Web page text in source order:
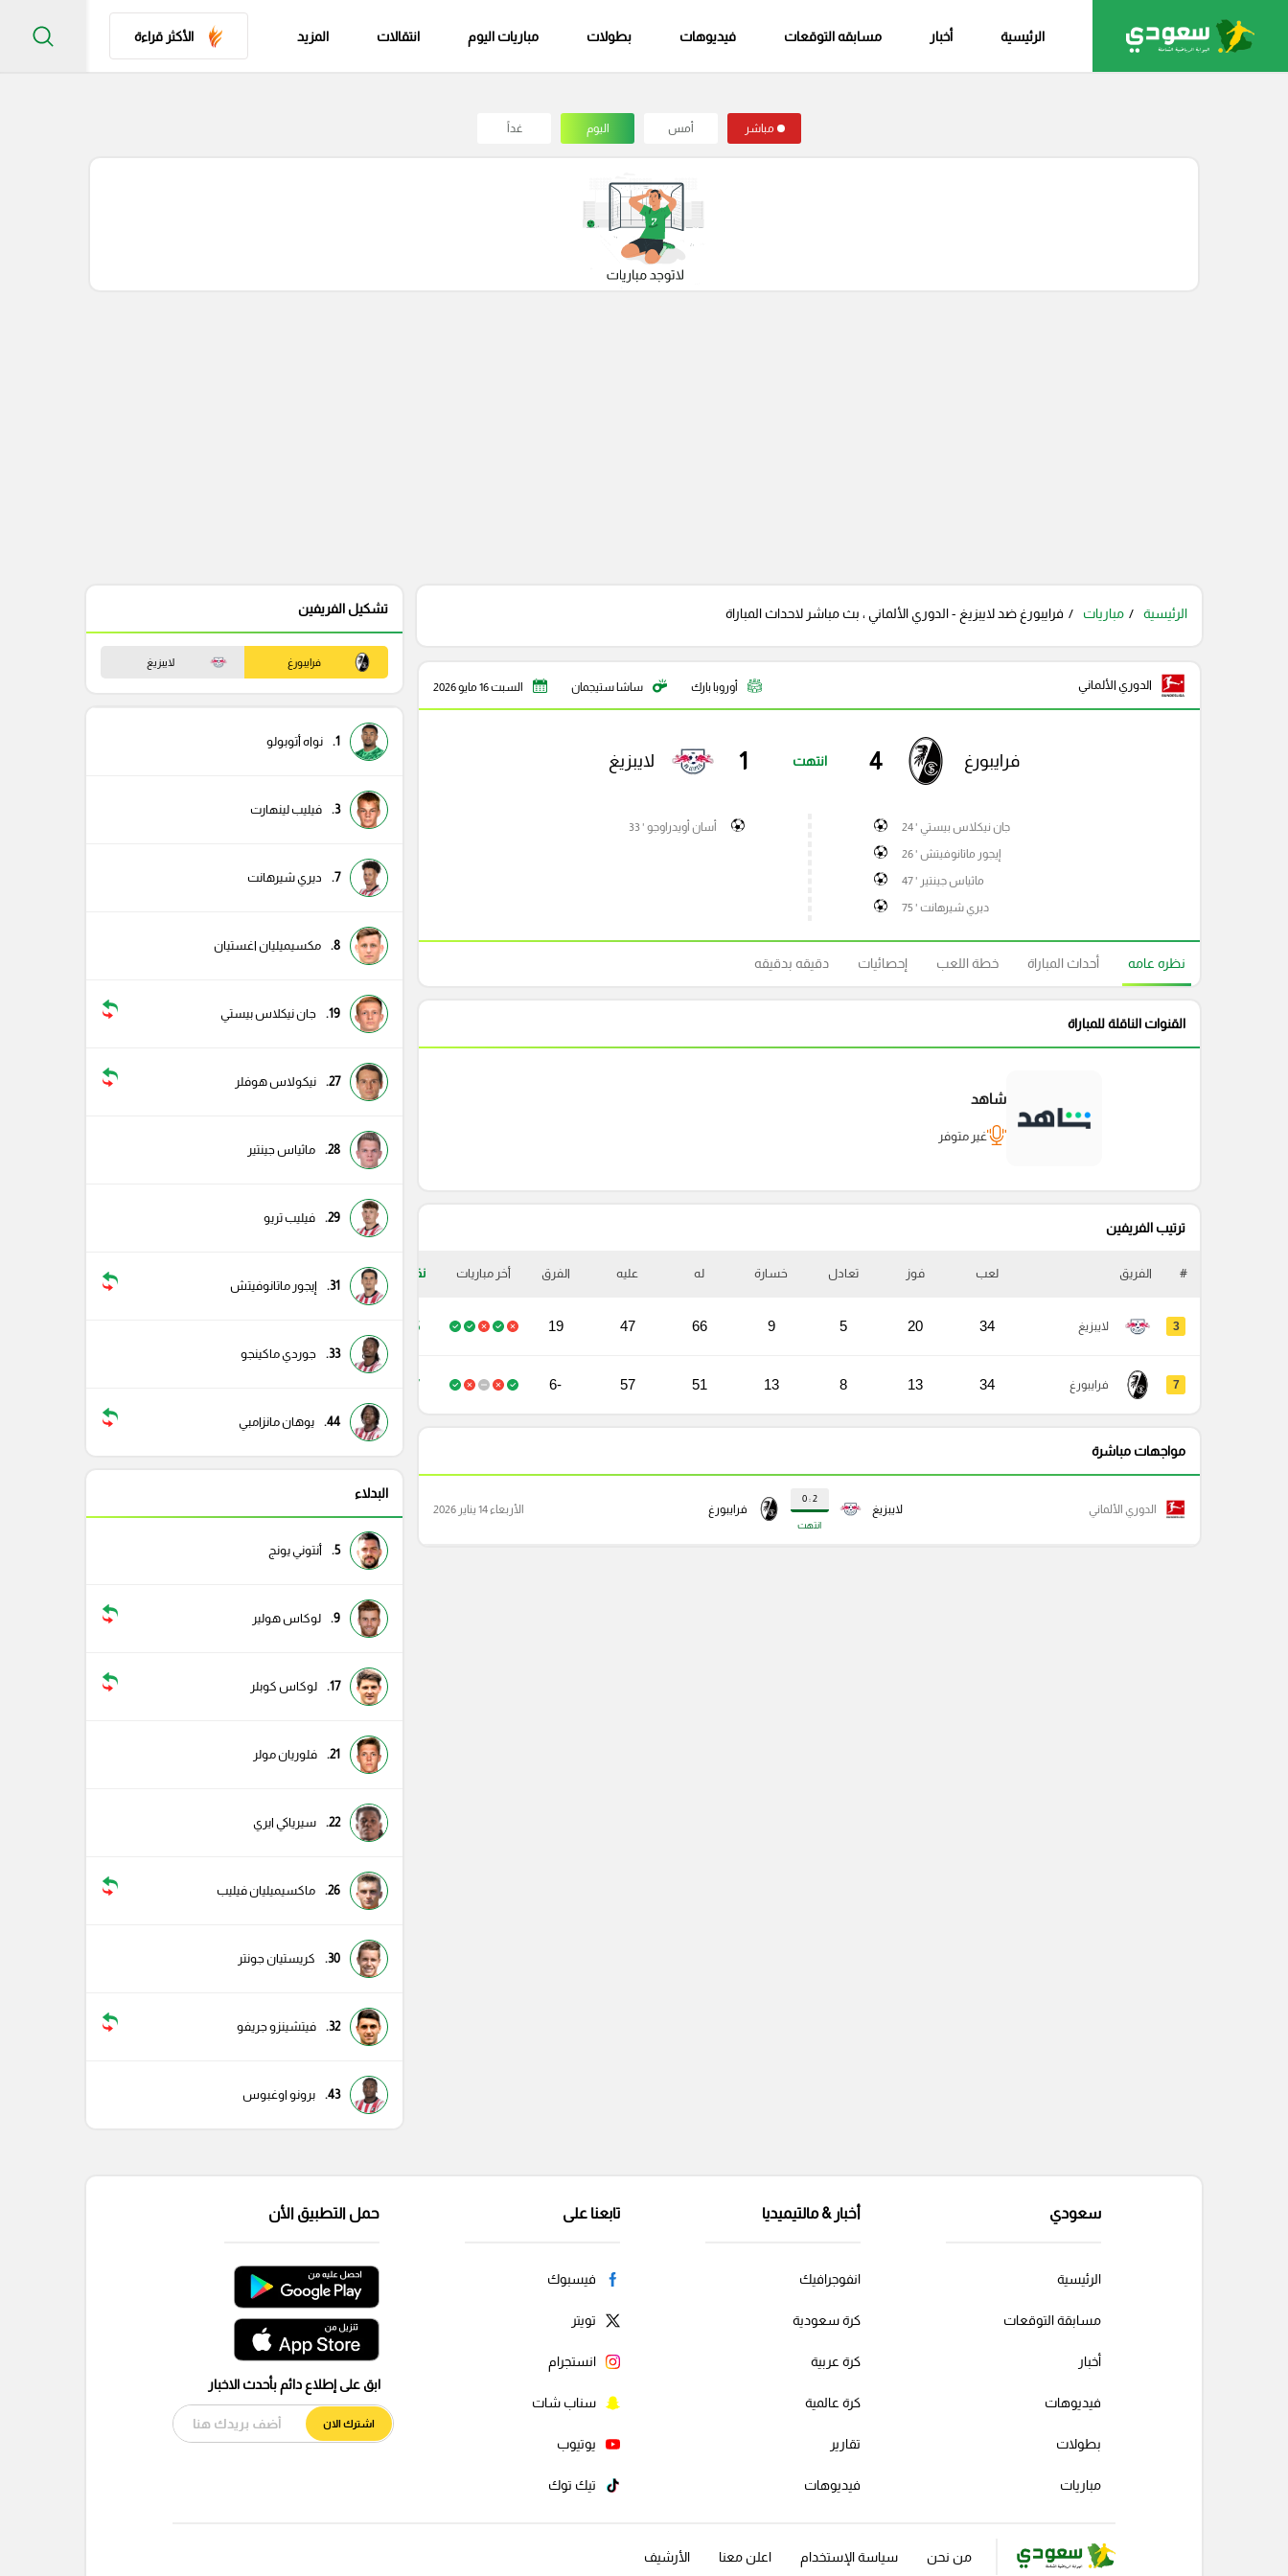
الرئيسية أخبار مسابقه التوقعات فيديوهات بطولات مباريات اليوم انتقالات المزيد الأكثر قراءة
مباشر أمس اليوم غداً
الرئيسية مباريات فرايبورغ ضد لايبزيغ - الدوري الألماني ، بث مباشر لاحداث المباراة
الدوري الألماني أوروبا بارك ساشا ستيجمان السبت 16 مايو 2026
فرايبورغ 4 انتهت 1 لايبزيغ
جان نيكلاس بيستي ' 24
إيجور ماتانوفيتش ' 26
ماثياس جينتير ' 47
ديري شيرهانت ' 75
أسان أويدراوجو ' 33
نظره عامه أحداث المباراة خطة اللعب إحصائيات دقيقه بدقيقه
القنوات الناقلة للمباراة
شاهد
غير متوفر
ترتيب الفريفين
# الفريق لعب فوز تعادل خسارة له عليه الفرق أخر مباريات نقاط
3 لايبزيغ 34
20
5
9
66
47
19
65
7 فرايبورغ 34
13
8
13
51
57
-6
47
مواجهات مباشرة
لايبزيغ
2 : 0
انتهت
فرايبورغ الدوري الألماني الأربعاء 14 يناير 2026
تشكيل الفريفين
فرايبورغ لايبزيغ
1. نواه أتوبولو
3. فيليب لينهارت
7. ديري شيرهانت
8. مكسيميليان اغستيان
19. جان نيكلاس بيستي
27. نيكولاس هوفلر
28. ماثياس جينتير
29. فيليب تريو
31. إيجور ماتانوفيتش
33. جوردي ماكينجو
44. يوهان مانزامبي
البدلاء
5. أنتوني يونج
9. لوكاس هولير
17. لوكاس كوبلر
21. فلوريان مولر
22. سيرياكي ايري
26. ماكسيميليان فيليب
30. كريستيان جونتر
32. فيتشينزو جريفو
43. برونو اوغبوس
سعودي
الرئيسية
مسابقة التوقعات
أخبار
فيديوهات
بطولات
مباريات
أخبار & مالتيميديا
انفوجرافيك
كرة سعودية
كرة عربية
كرة عالمية
تقارير
فيديوهات
تابعنا على
فيسبوك
تويتر
انستجرام
سناب شات
يوتيوب
تيك توك
حمل التطبيق الأن
ابق على إطلاع دائم بأحدث الاخبار
اشترك الان
من نحن سياسة الإستخدام اعلن معنا الأرشيف